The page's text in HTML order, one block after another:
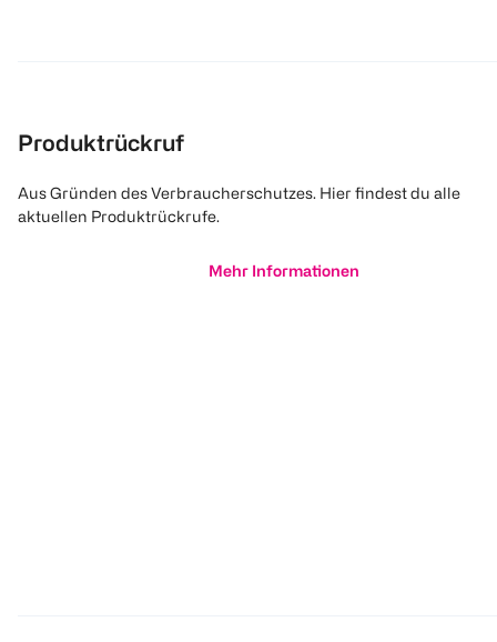
Produktrückruf
Aus Gründen des Verbraucherschutzes. Hier findest du alle
aktuellen Produktrückrufe.
Mehr Informationen